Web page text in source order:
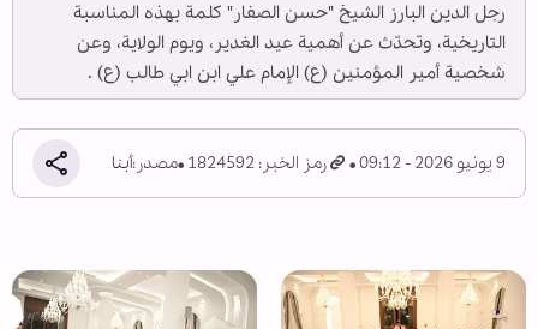
رجل الدين البارز الشيخ "حسن الصفار" كلمة بهذه المناسبة
التاريخية، وتحدّث عن أهمية عيد الغدير، ويوم الولاية، وعن
شخصية أمير المؤمنين (ع) الإمام علي ابن ابي طالب (ع) .
9 يونيو 2026 - 09:12 رمز الخبر: 1824592 مصدر:أبنا